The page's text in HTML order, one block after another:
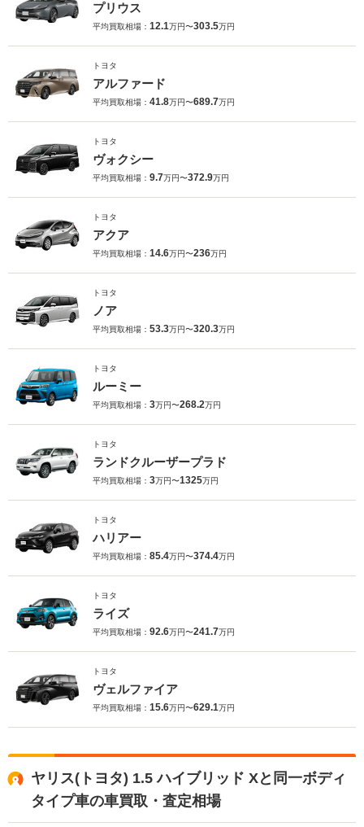
プリウス
平均買取相場： 12.1万円〜303.5万円
トヨタ
アルファード
平均買取相場： 41.8万円〜689.7万円
トヨタ
ヴォクシー
平均買取相場： 9.7万円〜372.9万円
トヨタ
アクア
平均買取相場： 14.6万円〜236万円
トヨタ
ノア
平均買取相場： 53.3万円〜320.3万円
トヨタ
ルーミー
平均買取相場： 3万円〜268.2万円
トヨタ
ランドクルーザープラド
平均買取相場： 3万円〜1325万円
トヨタ
ハリアー
平均買取相場： 85.4万円〜374.4万円
トヨタ
ライズ
平均買取相場： 92.6万円〜241.7万円
トヨタ
ヴェルファイア
平均買取相場： 15.6万円〜629.1万円
ヤリス(トヨタ) 1.5 ハイブリッド Xと同一ボディ
タイプ車の車買取・査定相場